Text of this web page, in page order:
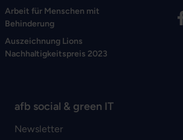
Arbeit für Menschen mit
Behinderung
Auszeichnung Lions
Nachhaltigkeitspreis 2023
afb social & green IT
Newsletter